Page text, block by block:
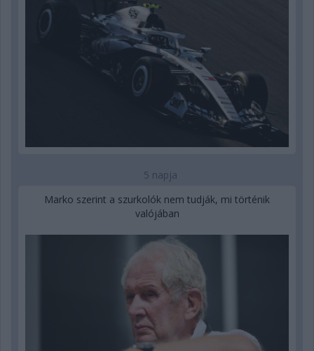
5 napja
Marko szerint a szurkolók nem tudják, mi történik
valójában